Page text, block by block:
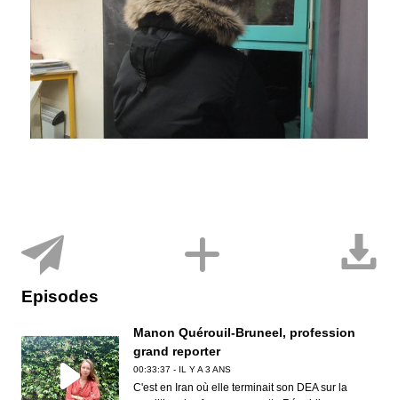
Episodes
Manon Quérouil-Bruneel, profession
grand reporter
00:33:37 - IL Y A 3 ANS
C'est en Iran où elle terminait son DEA sur la